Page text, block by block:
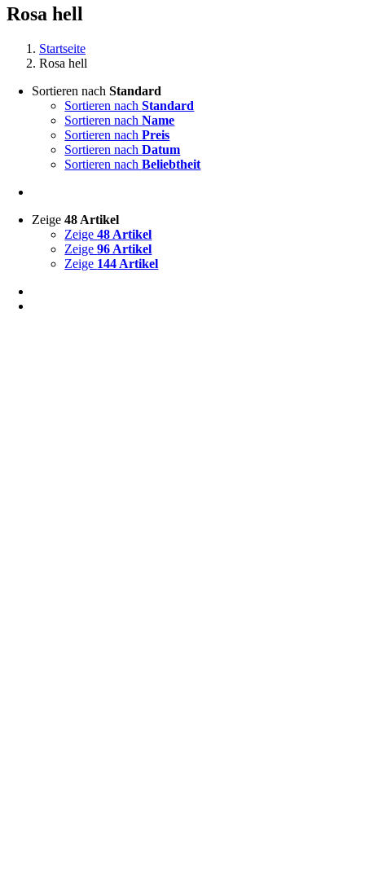
Rosa hell
Startseite
Rosa hell
Sortieren nachStandard
Sortieren nachStandard
Sortieren nachName
Sortieren nachPreis
Sortieren nachDatum
Sortieren nachBeliebtheit
Zeige48 Artikel
Zeige48 Artikel
Zeige96 Artikel
Zeige 144 Artikel